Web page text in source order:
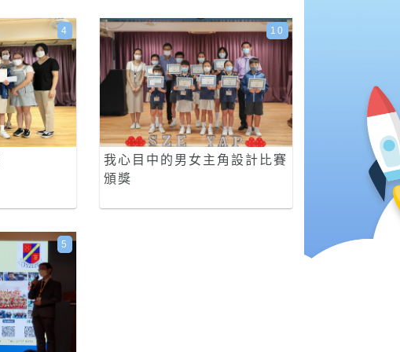
4
我心目中的男女主角設計比賽
頒獎
10
5